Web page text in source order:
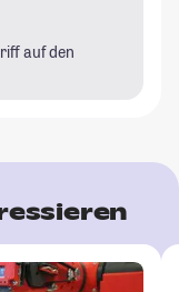
auf den